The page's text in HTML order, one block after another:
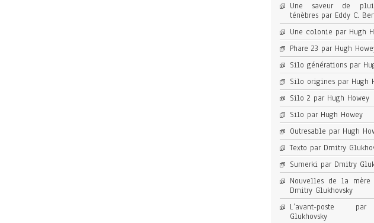
Une saveur de
ténèbres par Eddy C.
Une colonie par Hugh
Phare 23 par Hugh
Silo générations par
Silo origines par Hugh
Silo 2 par Hugh Howey
Silo par Hugh Howey
Outresable par Hugh
Texto par Dmitry
Sumerki par Dmitry
Nouvelles de la
Dmitry Glukhovsky
L’avant-poste
Glukhovsky